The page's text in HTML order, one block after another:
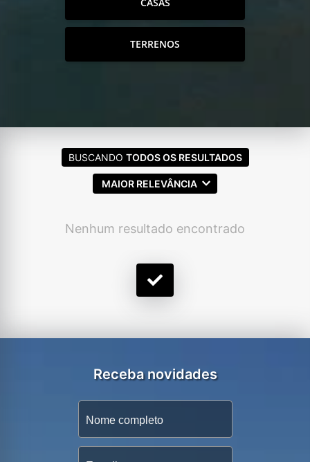
TERRENOS
BUSCANDO TODOS OS RESULTADOS
MAIOR RELEVÂNCIA
Nenhum resultado encontrado
Receba novidades